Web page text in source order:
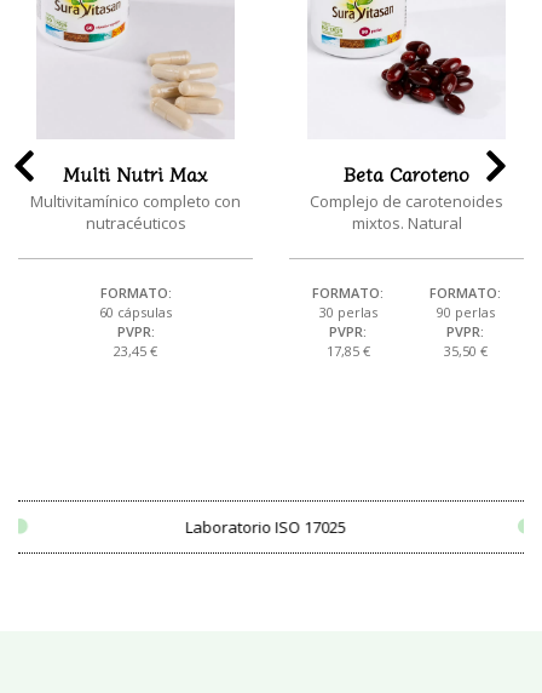
Nutri Max
completo con
Beta Caroteno
Complejo de carotenoides
mixtos. Natural
FORMATO:
90 perlas
PVPR:
35,50 €
Aceite
Laboratorio ISO 17025